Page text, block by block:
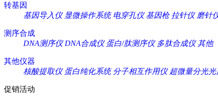
转基因
基因导入仪 显微操作系统 电穿孔仪 基因枪 拉针仪 磨针
测序合成
DNA测序仪 DNA合成仪 蛋白/肽测序仪 多肽合成仪 其他
其他仪器
核酸提取仪 蛋白纯化系统 分子相互作用仪 超微量分光光
促销活动